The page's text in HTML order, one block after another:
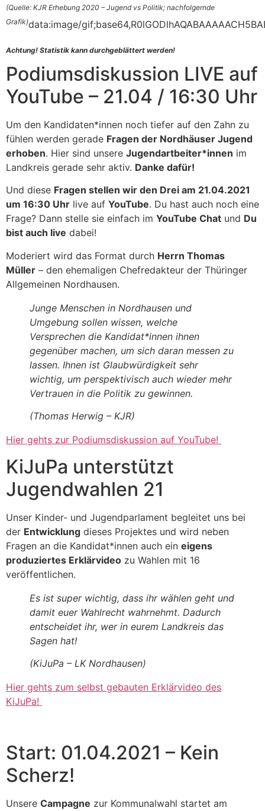
(Quelle: KJR Erhebung 2020 – Jugend vs Politik; nachfolgernde
Grafik)data:image/
Achtung! Statistik kann durchgeblättert werden!
Podiumsdiskussion LIVE auf
YouTube – 21.04 / 16:30 Uhr
Um den Kandidaten*innen noch tiefer auf den Zahn zu
fühlen werden gerade Fragen der Nordhäuser Jugend
erhoben. Hier sind unsere Jugendartbeiter*innen im
Landkreis gerade sehr aktiv. Danke dafür!
Und diese Fragen stellen wir den Drei am 21.04.2021
um 16:30 Uhr live auf YouTube. Du hast auch noch eine
Frage? Dann stelle sie einfach im YouTube Chat und Du
bist auch live dabei!
Moderiert wird das Format durch Herrn Thomas
Müller – den ehemaligen Chefredakteur der Thüringer
Allgemeinen Nordhausen.
Junge Menschen in Nordhausen und
Umgebung sollen wissen, welche
Versprechen die Kandidat*innen ihnen
gegenüber machen, um sich daran messen zu
lassen. Ihnen ist Glaubwürdigkeit sehr
wichtig, um perspektivisch auch wieder mehr
Vertrauen in die Politik zu gewinnen.
(Thomas Herwig – KJR)
Hier gehts zur Podiumsdiskussion auf YouTube!
KiJuPa unterstützt
Jugendwahlen 21
Unser Kinder- und Jugendparlament begleitet uns bei
der Entwicklung dieses Projektes und wird neben
Fragen an die Kandidat*innen auch ein eigens
produziertes Erklärvideo zu Wahlen mit 16
veröffentlichen.
Es ist super wichtig, dass ihr wählen geht und
damit euer Wahlrecht wahrnehmt. Dadurch
entscheidet ihr, wer in eurem Landkreis das
Sagen hat!
(KiJuPa – LK Nordhausen)
Hier gehts zum selbst gebauten Erklärvideo des
KiJuPa!
Start: 01.04.2021 – Kein
Scherz!
Unsere Campagne zur Kommunalwahl startet am